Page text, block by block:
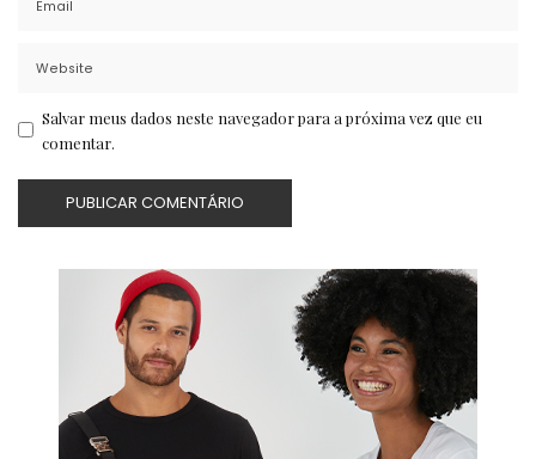
Salvar meus dados neste navegador para a próxima vez que eu
comentar.